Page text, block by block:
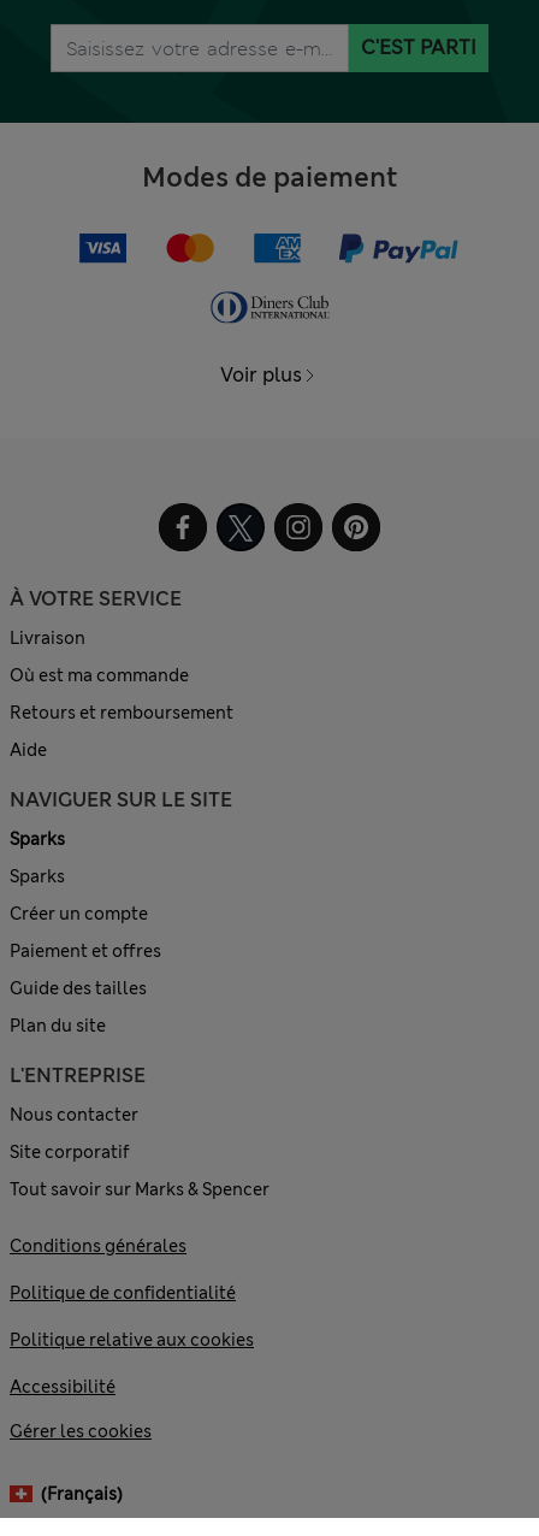
C'EST PARTI
Modes de paiement
Voir plus
À VOTRE SERVICE
Livraison
Où est ma commande
Retours et remboursement
Aide
NAVIGUER SUR LE SITE
Sparks
Sparks
Créer un compte
Paiement et offres
Guide des tailles
Plan du site
L'ENTREPRISE
Nous contacter
Site corporatif
Tout savoir sur Marks & Spencer
Conditions générales
Politique de confidentialité
Politique relative aux cookies
Accessibilité
Gérer les cookies
(français)